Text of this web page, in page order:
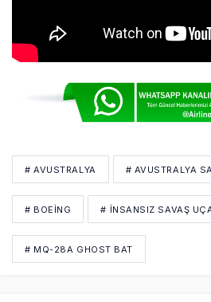
# AVUSTRALYA # AVUSTRALYA
# BOEING # INSANSIZ SAVAŞ
# MQ-28A GHOST BAT